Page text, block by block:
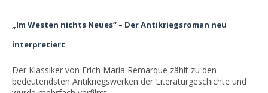
„Im Westen nichts Neues“ – Der Antikriegsroman neu
interpretiert
Der Klassiker von Erich Maria Remarque zählt zu den
bedeutendsten Antikriegswerken der Literaturgeschichte und